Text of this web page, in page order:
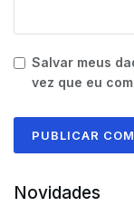
Salvar meus
vez que eu
Novidades